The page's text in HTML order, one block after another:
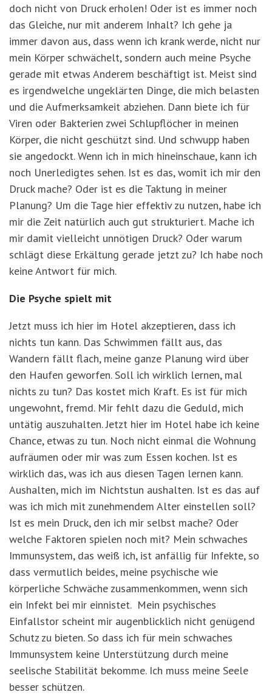
doch nicht von Druck erholen! Oder ist es immer noch
das Gleiche, nur mit anderem Inhalt? Ich gehe ja
immer davon aus, dass wenn ich krank werde, nicht nur
mein Körper schwächelt, sondern auch meine Psyche
gerade mit etwas Anderem beschäftigt ist. Meist sind
es irgendwelche ungeklärten Dinge, die mich belasten
und die Aufmerksamkeit abziehen. Dann biete ich für
Viren oder Bakterien zwei Schlupflöcher in meinen
Körper, die nicht geschützt sind. Und schwupp haben
sie angedockt. Wenn ich in mich hineinschaue, kann ich
noch Unerledigtes sehen. Ist es das, womit ich mir den
Druck mache? Oder ist es die Taktung in meiner
Planung? Um die Tage hier effektiv zu nutzen, habe ich
mir die Zeit natürlich auch gut strukturiert. Mache ich
mir damit vielleicht unnötigen Druck? Oder warum
schlägt diese Erkältung gerade jetzt zu? Ich habe noch
keine Antwort für mich.
Die Psyche spielt mit
Jetzt muss ich hier im Hotel akzeptieren, dass ich
nichts tun kann. Das Schwimmen fällt aus, das
Wandern fällt flach, meine ganze Planung wird über
den Haufen geworfen. Soll ich wirklich lernen, mal
nichts zu tun? Das kostet mich Kraft. Es ist für mich
ungewohnt, fremd. Mir fehlt dazu die Geduld, mich
untätig auszuhalten. Jetzt hier im Hotel habe ich keine
Chance, etwas zu tun. Noch nicht einmal die Wohnung
aufräumen oder mir was zum Essen kochen. Ist es
wirklich das, was ich aus diesen Tagen lernen kann.
Aushalten, mich im Nichtstun aushalten. Ist es das auf
was ich mich mit zunehmendem Alter einstellen soll?
Ist es mein Druck, den ich mir selbst mache? Oder
welche Faktoren spielen noch mit? Mein schwaches
Immunsystem, das weiß ich, ist anfällig für Infekte, so
dass vermutlich beides, meine psychische wie
körperliche Schwäche zusammenkommen, wenn sich
ein Infekt bei mir einnistet. Mein psychisches
Einfallstor scheint mir augenblicklich nicht genügend
Schutz zu bieten. So dass ich für mein schwaches
Immunsystem keine Unterstützung durch meine
seelische Stabilität bekomme. Ich muss meine Seele
besser schützen.